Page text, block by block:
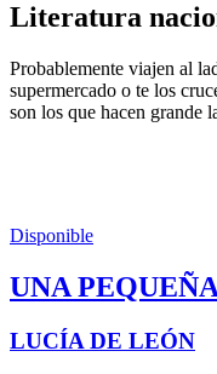
Literatura
Probablemente viajen al
supermercado o te los
son los que hacen grande
Disponible
UNA
LUCÍA DE LEÓN